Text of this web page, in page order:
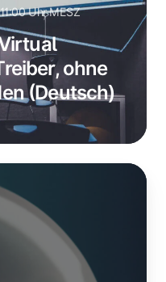
Uhr MESZ
ohne
(Deutsch)